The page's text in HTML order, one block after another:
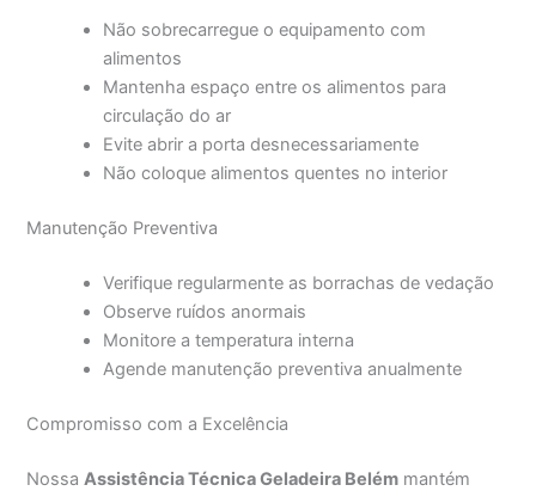
Não sobrecarregue o equipamento com
alimentos
Mantenha espaço entre os alimentos para
circulação do ar
Evite abrir a porta desnecessariamente
Não coloque alimentos quentes no interior
Manutenção Preventiva
Verifique regularmente as borrachas de vedação
Observe ruídos anormais
Monitore a temperatura interna
Agende manutenção preventiva anualmente
Compromisso com a Excelência
NossaAssistência Técnica Geladeira Belém mantém